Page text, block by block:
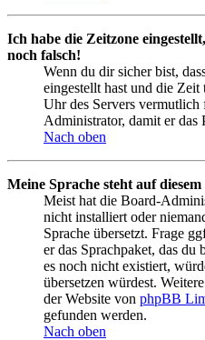
Ich habe die Zeitzone
noch falsch!
Wenn du dir sicher bist,
eingestellt hast und die
Uhr des Servers
Administrator, damit er das
Nach oben
Meine Sprache steht auf
Meist hat die Board-
nicht installiert oder
Sprache übersetzt. Frage
er das Sprachpaket, das du
es noch nicht existiert,
übersetzen würdest.
der Website von phpBB
gefunden werden.
Nach oben